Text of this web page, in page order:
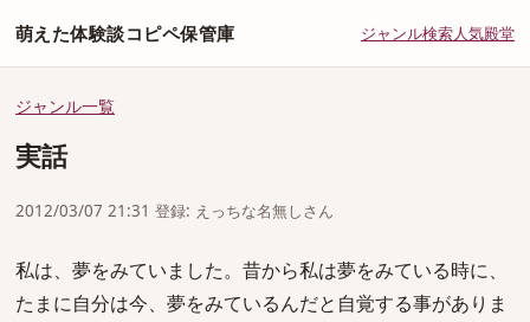
萌えた体験談コピペ保管庫 ジャンル検索人気殿堂
ジャンル一覧
実話
2012/03/07 21:31 登録: えっちな名無しさん
私は、夢をみていました。昔から私は夢をみている時に、
たまに自分は今、夢をみているんだと自覚する事がありま